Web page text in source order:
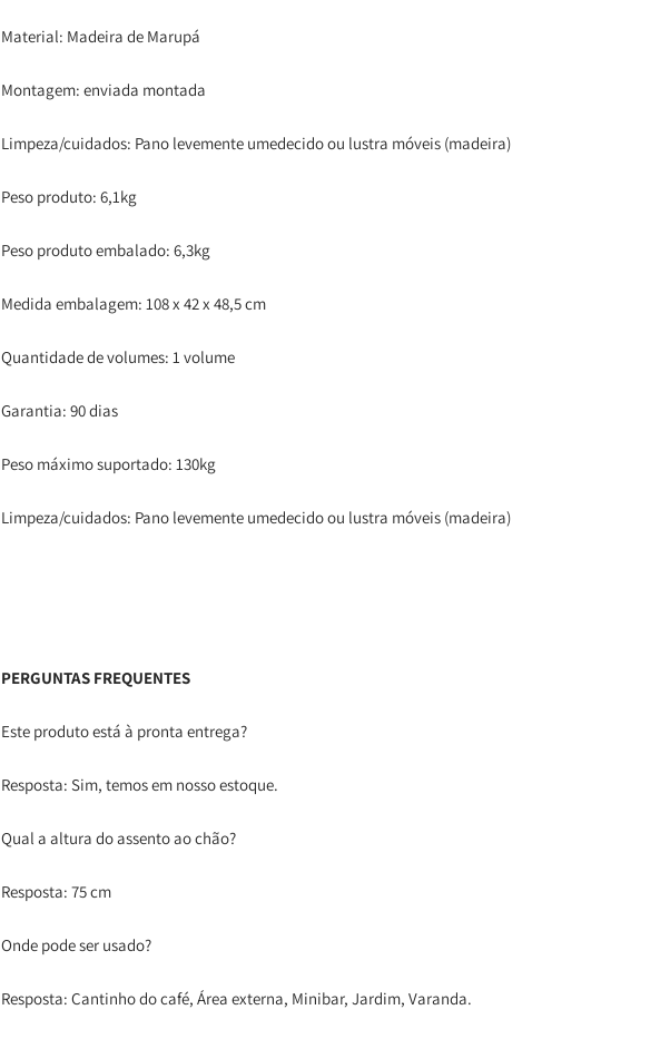
Material: Madeira de Marupá
Montagem: enviada montada
Limpeza/cuidados: Pano levemente umedecido ou lustra móveis (madeira)
Peso produto: 6,1kg
Peso produto embalado: 6,3kg
Medida embalagem: 108 x 42 x 48,5 cm
Quantidade de volumes: 1 volume
Garantia: 90 dias
Peso máximo suportado: 130kg
Limpeza/cuidados: Pano levemente umedecido ou lustra móveis (madeira)
PERGUNTAS FREQUENTES
Este produto está à pronta entrega?
Resposta: Sim, temos em nosso estoque.
Qual a altura do assento ao chão?
Resposta: 75 cm
Onde pode ser usado?
Resposta: Cantinho do café, Área externa, Minibar, Jardim, Varanda.